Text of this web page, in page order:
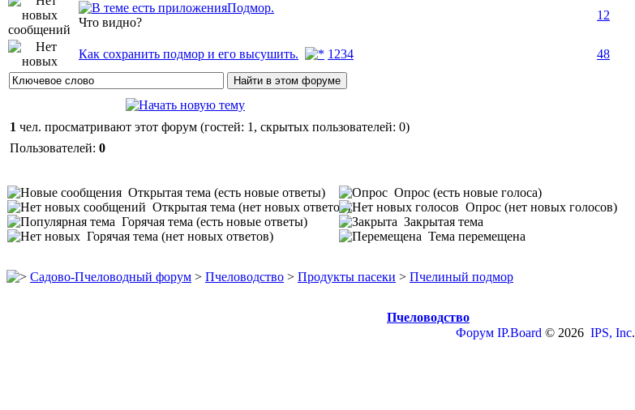
Подмор.
Что видно?
12
Как сохранить подмор и его высушить. 1 234 48
1 чел. просматривают этот форум (гостей: 1, скрытых пользователей: 0)
Пользователей: 0
Открытая тема (есть новые ответы)
Открытая тема (нет новых ответов)
Горячая тема (есть новые ответы)
Горячая тема (нет новых ответов)
Опрос (есть новые голоса)
Опрос (нет новых голосов)
Закрытая тема
Тема перемещена
Садово-Пчеловодный форум > Пчеловодство > Продукты пасеки > Пчелиный подмор
Пчеловодство
Форум IP.Board © 2026 IPS, Inc.